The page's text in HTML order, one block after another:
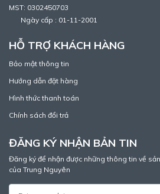
MST: 0302450703
Ngày cấp : 01-11-2001
HỖ TRỢ KHÁCH HÀNG
Bảo mật thông tin
Hướng dẫn đặt hàng
Hình thức thanh toán
Chính sách đổi trả
ĐĂNG KÝ NHẬN BẢN TIN
Đăng ký để nhận được những thông tin về
của Trung Nguyên